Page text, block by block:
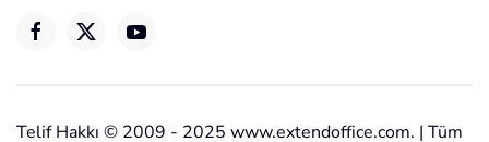
Telif Hakkı © 2009 - 2025 www.extendoffice.com. | Tüm